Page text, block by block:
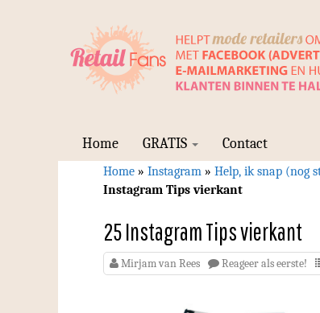
Home GRATIS Contact
Home » Instagram » Help, ik snap (nog
Instagram Tips vierkant
25 Instagram Tips vierkant
Mirjam van Rees Reageer als eerste!